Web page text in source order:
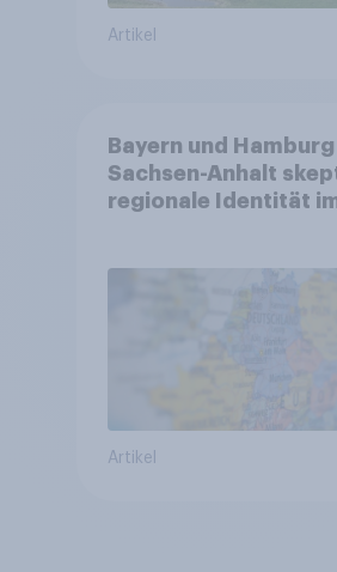
Artikel
Bayern und
Sachsen-Anhalt
regionale Identität
Artikel